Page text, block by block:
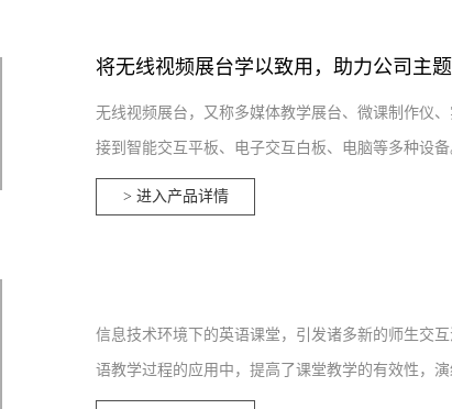
将无线视频展台学以致用，助力公司主
无线视频展台，又称多媒体教学展台、微课制作仪
接到智能交互平板、电子交互白板、电脑等多种设
> 进入产品详情
信息技术环境下的英语课堂，引发诸多新的师生交
语教学过程的应用中，提高了课堂教学的有效性，